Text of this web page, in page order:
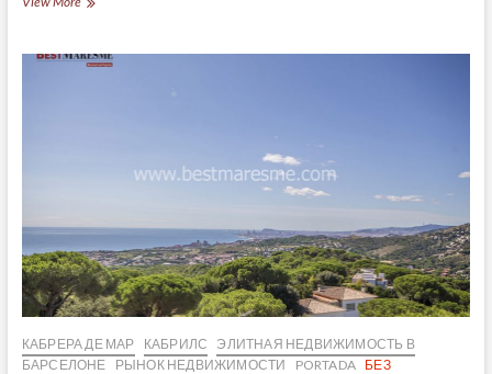
en
КАБРЕРА ДЕ МАР КАБРИЛС
ЭЛИТНАЯ НЕДВИЖИМОСТЬ В
БАРСЕЛОНЕ
РЫНОК НЕДВИЖИМОСТИ PORTADA
БЕЗ